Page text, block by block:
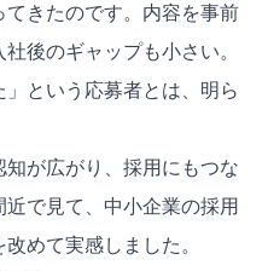
てきたのです。内容を事前
後のギャップも小さい。
」という応募者とは、明ら
が広がり、採用にもつな
で見て、中小企業の採用
めて実感しました。